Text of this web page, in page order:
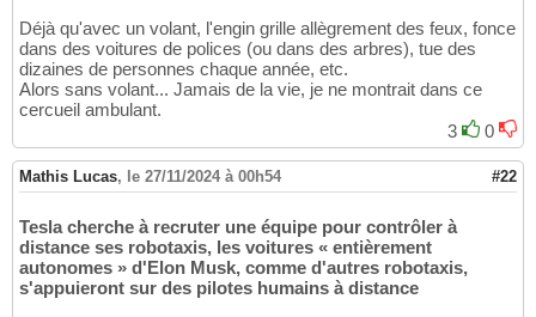
Déjà qu'avec un volant, l'engin grille allègrement des feux, fonce
dans des voitures de polices (ou dans des arbres), tue des
dizaines de personnes chaque année, etc.
Alors sans volant... Jamais de la vie, je ne montrait dans ce
cercueil ambulant.
3
0
Mathis Lucas, le 27/11/2024 à 00h54 #22
Tesla cherche à recruter une équipe pour contrôler à
distance ses robotaxis, les voitures « entièrement
autonomes » d'Elon Musk, comme d'autres robotaxis,
s'appuieront sur des pilotes humains à distance